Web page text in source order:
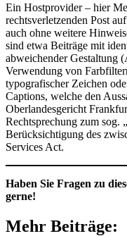
Ein Hostprovider – hier
rechtsverletzenden Post
auch ohne weitere
sind etwa Beiträge mit
abweichender Gestaltung
Verwendung von
typografischer Zeichen
Captions, welche den
Oberlandesgericht
Rechtsprechung zum sog.
Berücksichtigung des
Services Act.
Haben Sie Fragen zu
gerne!
Mehr Beiträge: